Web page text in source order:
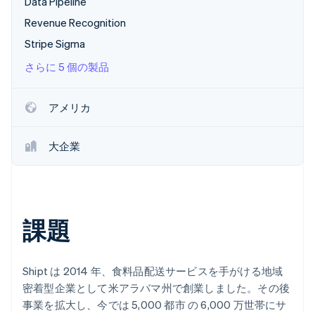
Radar
不正防止
Atlas
スタートアップの企業設立
Climate
Identity
Stripe が AI の経済インフラをどのように構築しているかを
ご覧ください。
こちらをご覧ください
パートナー
Revenue Recognition
Stripe Sigma
さらに 5 個の製品
アメリカ
大企業
課題
Shipt は 2014 年、食料品配送サービスを手がける地域
密着型企業として米アラバマ州で創業しました。その後
事業を拡大し、今では 5,000 都市 の 6,000 万世帯にサ